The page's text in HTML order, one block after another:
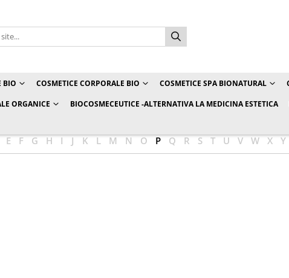
BIO COSMETICE CORPORALE BIO COSMETICE SPA BIONATURAL
ORGANICE BIOCOSMECEUTICE -ALTERNATIVA LA MEDICINA ESTETICA
E F G H I J K L M N O P Q R S T U V W X Y